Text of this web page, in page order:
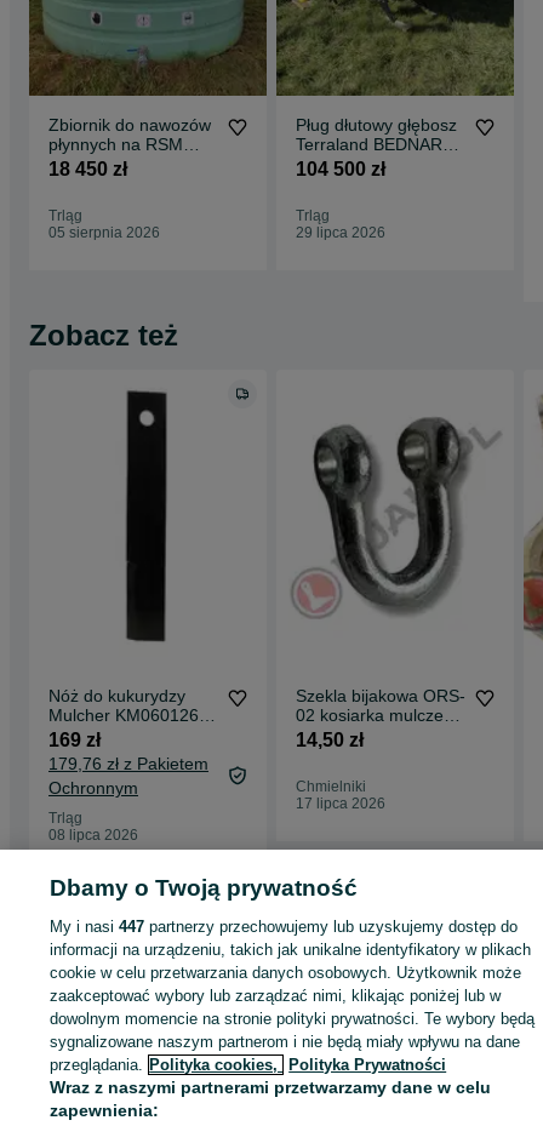
Zbiornik do nawozów
płynnych na RSM
Swimer Trank 22000l
18 450 zł
Trląg
05 sierpnia 2026
Pług dłutowy głębosz
Terraland BEDNAR
TN3000HD7R 2026
104 500 zł
Trląg
29 lipca 2026
Zobacz też
Nóż do kukurydzy
Mulcher KM060126
lewy Bednar
ORYGINAŁ
169 zł
179,76 zł z Pakietem
Ochronnym
Trląg
08 lipca 2026
Szekla bijakowa ORS-
02 kosiarka mulczer
Agrimaster Orsi Ferri
Sovema
14,50 zł
Chmielniki
17 lipca 2026
rolniczych - Kujawsko-pomorskie
Części do maszyn rolniczych - Trląg
KATEGORIA
ID:590266015 Wyświetlenia:
Dbamy o Twoją prywatność
My i nasi447 partnerzy przechowujemy lub uzyskujemy dostęp do
informacji na urządzeniu, takich jak unikalne identyfikatory w plikach
cookie w celu przetwarzania danych osobowych. Użytkownik może
zaakceptować wybory lub zarządzać nimi, klikając poniżej lub w
dowolnym momencie na stronie polityki prywatności. Te wybory będą
sygnalizowane naszym partnerom i nie będą miały wpływu na dane
przeglądania. Polityka cookies, Polityka Prywatności
Wraz z naszymi partnerami przetwarzamy dane w celu
zapewnienia: